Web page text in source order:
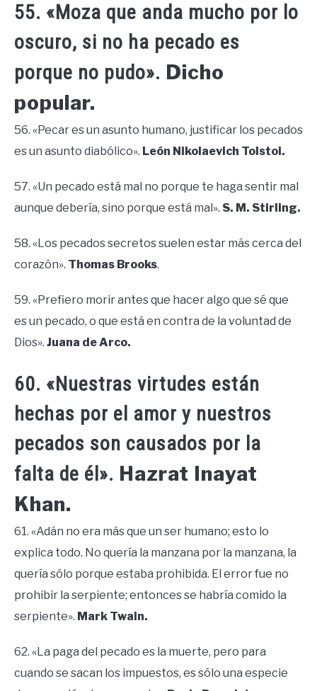
55. «Moza que anda mucho por lo
oscuro, si no ha pecado es
porque no pudo». Dicho
popular.
56. «Pecar es un asunto humano, justificar los pecados
es un asunto diabólico». León Nikolaevich Tolstoi.
57. «Un pecado está mal no porque te haga sentir mal
aunque debería, sino porque está mal». S. M. Stirling.
58. «Los pecados secretos suelen estar más cerca del
corazón». Thomas Brooks.
59. «Prefiero morir antes que hacer algo que sé que
es un pecado, o que está en contra de la voluntad de
Dios». Juana de Arco.
60. «Nuestras virtudes están
hechas por el amor y nuestros
pecados son causados ​​por la
falta de él». Hazrat Inayat
Khan.
61. «Adán no era más que un ser humano; esto lo
explica todo. No quería la manzana por la manzana, la
quería sólo porque estaba prohibida. El error fue no
prohibir la serpiente; entonces se habría comido la
serpiente». Mark Twain.
62. «La paga del pecado es la muerte, pero para
cuando se sacan los impuestos, es sólo una especie